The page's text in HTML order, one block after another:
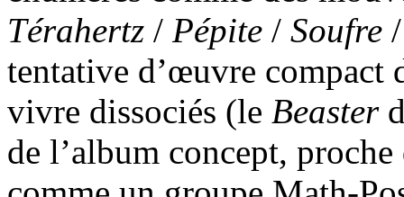
Térahertz / Pépite / Soufre
tentative d’œuvre compact
vivre dissociés (le Beaster
de l’album concept,